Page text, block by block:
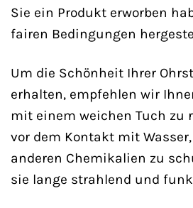
Sie ein Produkt erworben
fairen Bedingungen
Um die Schönheit Ihrer
erhalten, empfehlen wir
mit einem weichen Tuch zu
vor dem Kontakt mit
anderen Chemikalien zu
sie lange strahlend und